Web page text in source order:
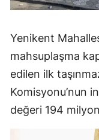
Yenikent
mahsuplaşma
edilen ilk
Komisyonu’nun
değeri 194